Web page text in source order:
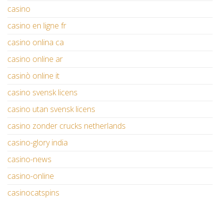
casino
casino en ligne fr
casino onlina ca
casino online ar
casinò online it
casino svensk licens
casino utan svensk licens
casino zonder crucks netherlands
casino-glory india
casino-news
casino-online
casinocatspins